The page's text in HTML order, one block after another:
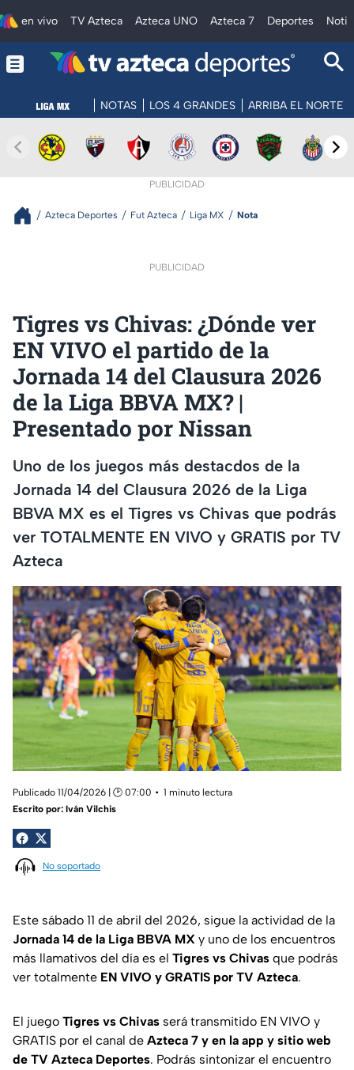
en vivo TV Azteca Azteca UNO Azteca 7 Deportes
NOTAS LOS 4 GRANDES ARRIBA EL NORTE
PUBLICIDAD
Azteca Deportes Fut Azteca Liga MX Nota
PUBLICIDAD
Tigres vs Chivas: ¿Dónde ver
EN VIVO el partido de la
Jornada 14 del Clausura 2026
de la Liga BBVA MX? |
Presentado por Nissan
Uno de los juegos más destacdos de la
Jornada 14 del Clausura 2026 de la Liga
BBVA MX es el Tigres vs Chivas que podrás
ver TOTALMENTE EN VIVO y GRATIS por TV
Azteca
Publicado 11/04/2026 | 🕑 07:00
1 minuto lectura
Escrito por: Iván Vilchis
No soportado
Este sábado 11 de abril del 2026, sigue la actividad de la
Jornada 14 de la Liga BBVA MX y uno de los encuentros
más llamativos del día es el Tigres vs Chivas que podrás
ver totalmente EN VIVO y GRATIS por TV Azteca.
El juego Tigres vs Chivas será transmitido EN VIVO y
GRATIS por el canal de Azteca 7 y en la app y sitio web
de TV Azteca Deportes. Podrás sintonizar el encuentro